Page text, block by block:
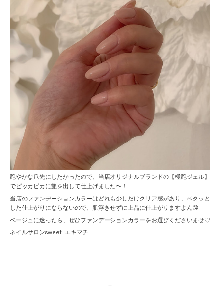
艶やかな爪先にしたかったので、当店オリジナルブランドの【極艶ジェル】
でピッカピカに艶を出して仕上げました〜！
当店のファンデーションカラーはどれも少しだけクリア感があり、ベタッと
した仕上がりにならないので、肌浮きせずに上品に仕上がりますよん😘
ベージュに迷ったら、ぜひファンデーションカラーをお選びくださいませ♡
ネイルサロンsweet エキマチ